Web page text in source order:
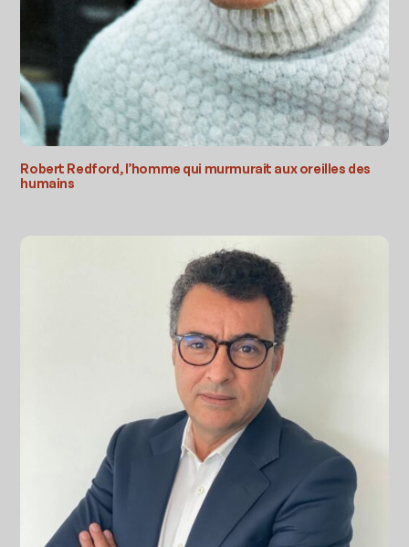
Robert Redford, l’homme qui murmurait aux oreilles des
humains